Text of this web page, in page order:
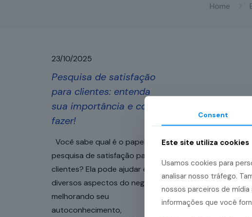
Home
23/10/2025
Pesquisa de satisfação
para clientes: entenda
sua importância e como
fazer!
Você sabe qual é o papel da
pesquisa de satisfação para
clientes? Ela pode ajudar em
diversos aspectos do negócio,
melhorando seu
autoconhecimento,
Consent
Este site utiliza cookies
Usamos cookies para
analisar nosso tráfego.
nossos parceiros de
informações que você